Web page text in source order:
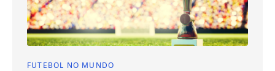
FUTEBOL NO MUNDO